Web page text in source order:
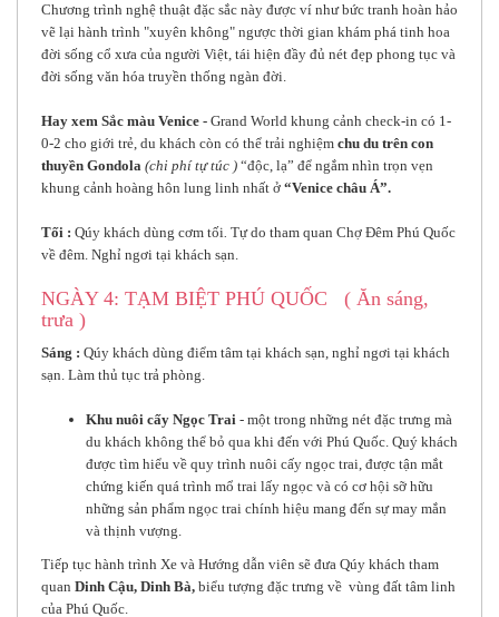
Chương trình nghệ thuật đặc sắc này được ví như bức tranh hoàn hảo
vẽ lại hành trình "xuyên không" ngược thời gian khám phá tinh hoa
đời sống cổ xưa của người Việt, tái hiện đầy đủ nét đẹp phong tục và
đời sống văn hóa truyền thống ngàn đời.
Hay xem Sắc màu Venice - Grand World khung cảnh check-in có 1-
0-2 cho giới trẻ, du khách còn có thể trải nghiệm chu du trên con
thuyền Gondola (chi phí tự túc )“độc, lạ” để ngắm nhìn trọn vẹn
khung cảnh hoàng hôn lung linh nhất ở “Venice châu Á”.
Tối : Qúy khách dùng cơm tối. Tự do tham quan Chợ Đêm Phú Quốc
về đêm. Nghỉ ngơi tại khách sạn.
NGÀY 4: TẠM BIỆT PHÚ QUỐC ( Ăn sáng,
trưa )
Sáng : Qúy khách dùng điểm tâm tại khách sạn, nghỉ ngơi tại khách
sạn. Làm thủ tục trả phòng.
Khu nuôi cấy Ngọc Trai - một trong những nét đặc trưng mà
du khách không thể bỏ qua khi đến với Phú Quốc. Quý khách
được tìm hiểu về quy trình nuôi cấy ngọc trai, được tận mắt
chứng kiến quá trình mổ trai lấy ngọc và có cơ hội sỡ hữu
những sản phẩm ngọc trai chính hiệu mang đến sự may mắn
và thịnh vượng.
Tiếp tục hành trình Xe và Hướng dẫn viên sẽ đưa Qúy khách tham
quan Dinh Cậu, Dinh Bà, biểu tượng đặc trưng về vùng đất tâm linh
của Phú Quốc.